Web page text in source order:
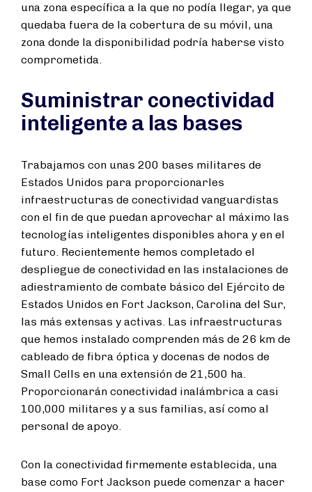
una zona específica a la que no podía llegar, ya que
quedaba fuera de la cobertura de su móvil, una
zona donde la disponibilidad podría haberse visto
comprometida.
Suministrar conectividad
inteligente a las bases
Trabajamos con unas 200 bases militares de
Estados Unidos para proporcionarles
infraestructuras de conectividad vanguardistas
con el fin de que puedan aprovechar al máximo las
tecnologías inteligentes disponibles ahora y en el
futuro. Recientemente hemos completado el
despliegue de conectividad en las instalaciones de
adiestramiento de combate básico del Ejército de
Estados Unidos en Fort Jackson, Carolina del Sur,
las más extensas y activas. Las infraestructuras
que hemos instalado comprenden más de 26 km de
cableado de fibra óptica y docenas de nodos de
Small Cells en una extensión de 21,500 ha.
Proporcionarán conectividad inalámbrica a casi
100,000 militares y a sus familias, así como al
personal de apoyo.
Con la conectividad firmemente establecida, una
base como Fort Jackson puede comenzar a hacer